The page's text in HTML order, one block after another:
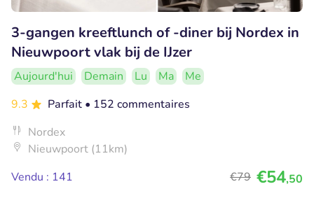
3-gangen kreeftlunch of -diner bij Nordex in
Nieuwpoort vlak bij de IJzer
Aujourd'hui Demain Lu Ma
Me
9.3
Parfait • 152 commentaires
Nordex
Nieuwpoort (11km)
Vendu : 141
€79 €54,50